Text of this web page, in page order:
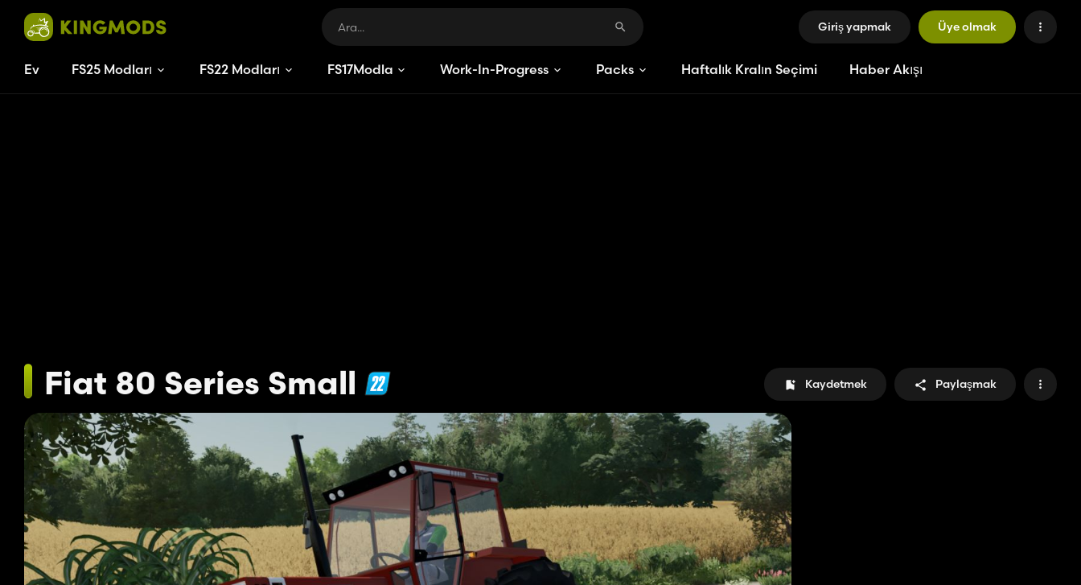
Giriş yapmak Üye olmak
Ev FS25 Modları FS22 Modları FS17Modlar Work-In-Progress Packs Haftalık Kralın Seçimi Haber Akışı
Fiat 80 Series Small Kaydetmek Paylaşmak